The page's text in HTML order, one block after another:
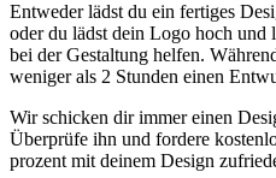
Entweder lädst du ein fertiges
oder du lädst dein Logo hoch und
bei der Gestaltung helfen.
weniger als 2 Stunden einen
Wir schicken dir immer einen
Überprüfe ihn und fordere
prozent mit deinem Design